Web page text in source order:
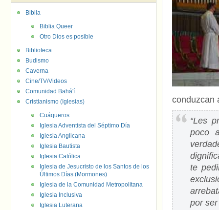
conduzcan
“Les
poco
te
por
Biblia
Biblia Queer
Otro Dios es posible
Biblioteca
Budismo
Caverna
Cine/TV/Videos
Comunidad Bahá'í
Cristianismo (Iglesias)
Cuáqueros
Iglesia Adventista del Séptimo Día
Iglesia Anglicana
Iglesia Bautista
Iglesia Católica
Iglesia de Jesucristo de los Santos de los
Últimos Días (Mormones)
Iglesia de la Comunidad Metropolitana
Iglesia Inclusiva
Iglesia Luterana